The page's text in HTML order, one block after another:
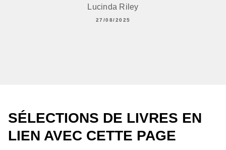
Lucinda Riley
27/08/2025
SÉLECTIONS DE LIVRES EN
LIEN AVEC CETTE PAGE